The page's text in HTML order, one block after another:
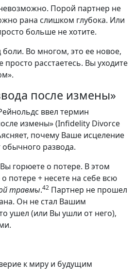
Порой партнер не
рана слишком глубока. Или
больше не хотите.
Во многом, это ее новое,
просто расстаетесь. Вы уходите
после измены»
ввел термин
измены» (Infidelity Divorce
почему Ваше исцеление
обычного развода.
горюете о потере. В этом
потере + несете на себе всю
травмы.42 Партнер не прошел
Он не стал Вашим
ушел (или Вы ушли от него),
к миру и будущим